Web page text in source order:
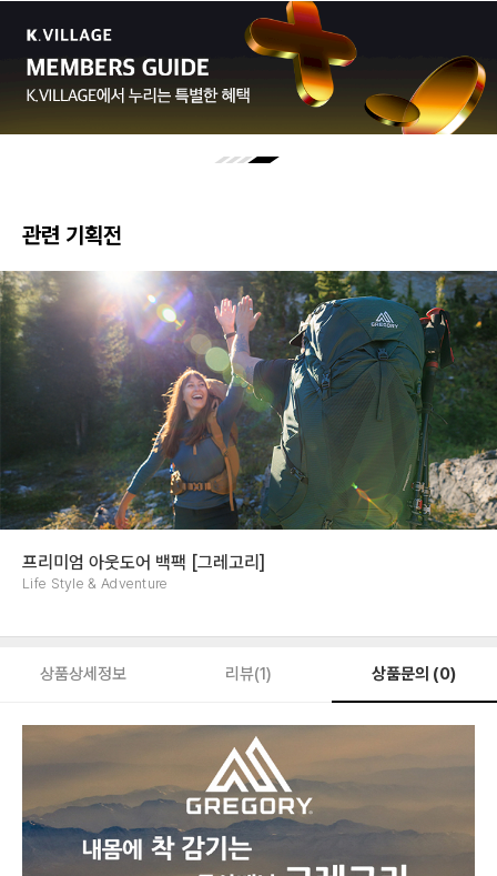
관련 기획전
프리미엄 아웃도어 백팩 [그레고리]
Life Style & Adventure
상품상세정보 리뷰(1) 상품문의 (0)